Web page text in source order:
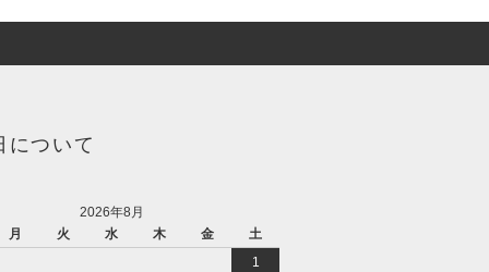
について
2026年8月
月 火 水 木 金
土
1